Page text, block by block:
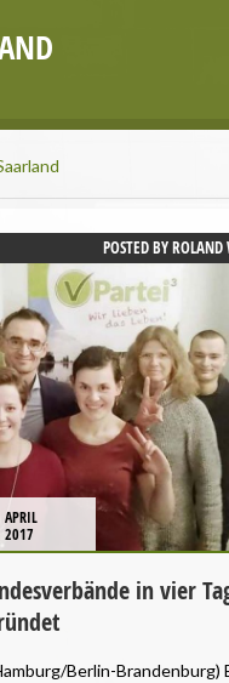
POSTED BYROLAND
APRIL
2017
in vier
Berlin-Brandenburg)